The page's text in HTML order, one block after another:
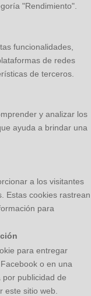
"Rendimiento".
funcionalidades,
de redes
de terceros.
y analizar los
ayuda a brindar una
a los visitantes
Estas cookies rastrean
para
para entregar
o en una
publicidad de
este sitio web.